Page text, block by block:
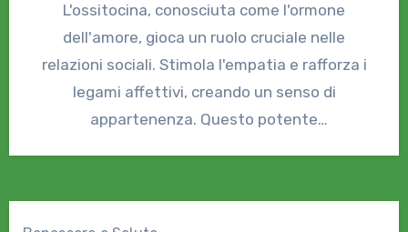
L'ossitocina, conosciuta come l'ormone
dell'amore, gioca un ruolo cruciale nelle
relazioni sociali. Stimola l'empatia e rafforza i
legami affettivi, creando un senso di
appartenenza. Questo potente